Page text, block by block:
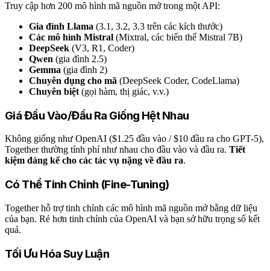
Truy cập hơn 200 mô hình mã nguồn mở trong một API:
Gia đình Llama (3.1, 3.2, 3.3 trên các kích thước)
Các mô hình Mistral (Mixtral, các biến thể Mistral 7B)
DeepSeek (V3, R1, Coder)
Qwen (gia đình 2.5)
Gemma (gia đình 2)
Chuyên dụng cho mã (DeepSeek Coder, CodeLlama)
Chuyên biệt (gọi hàm, thị giác, v.v.)
Giá Đầu Vào/Đầu Ra Giống Hệt Nhau
Không giống như OpenAI ($1.25 đầu vào / $10 đầu ra cho GPT-5),
Together thường tính phí như nhau cho đầu vào và đầu ra. Tiết
kiệm đáng kể cho các tác vụ nặng về đầu ra.
Có Thể Tinh Chỉnh (Fine-Tuning)
Together hỗ trợ tinh chỉnh các mô hình mã nguồn mở bằng dữ liệu
của bạn. Rẻ hơn tinh chỉnh của OpenAI và bạn sở hữu trọng số kết
quả.
Tối Ưu Hóa Suy Luận